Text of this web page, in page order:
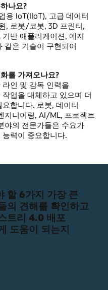
나요?
용 IoT(IIoT), 고급 데이터
, 로봇/코봇, 3D 프린터,
반 애플리케이션, 에지
같은 기술이 구현되어
를 가져오나요?
인 및 감독 인력을
업을 대체하고 있으며 더
합니다. 로봇, 데이터
지니어링, AI/ML, 프로젝트
야의 전문가들은 수요가
력이 중요합니다.
할 6가지 가장 큰
의 견해를 확인하고
트리 4.0 배포
도움이 되는지